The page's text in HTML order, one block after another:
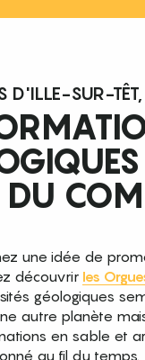
D'ILLE-SUR-TÊT,
DU
une idée de
découvrir les
géologiques
autre planète mais
en sable et
au fil du temps.